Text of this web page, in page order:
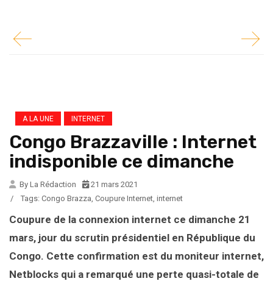
A LA UNE INTERNET
Congo Brazzaville : Internet
indisponible ce dimanche
By La Rédaction
21 mars 2021
/
Tags: Congo Brazza, Coupure Internet, internet
Coupure de la connexion internet ce dimanche 21
mars, jour du scrutin présidentiel en République du
Congo. Cette confirmation est du moniteur internet,
Netblocks qui a remarqué une perte quasi-totale de